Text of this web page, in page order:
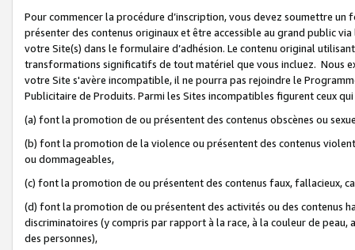
Pour commencer la procédure d’inscription, vous devez soumettre
présenter des contenus originaux et être accessible au grand public
votre Site(s) dans le formulaire d’adhésion. Le contenu original
transformations significatifs de tout matériel que vous incluez. Nous
votre Site s'avère incompatible, il ne pourra pas rejoindre le
Publicitaire de Produits. Parmi les Sites incompatibles figurent ceux
(a) font la promotion de ou présentent des contenus obscènes ou
(b) font la promotion de la violence ou présentent des contenus
ou dommageables,
(c) font la promotion de ou présentent des contenus faux, fallacieux,
(d) font la promotion de ou présentent des activités ou des contenus
discriminatoires (y compris par rapport à la race, à la couleur de
des personnes),